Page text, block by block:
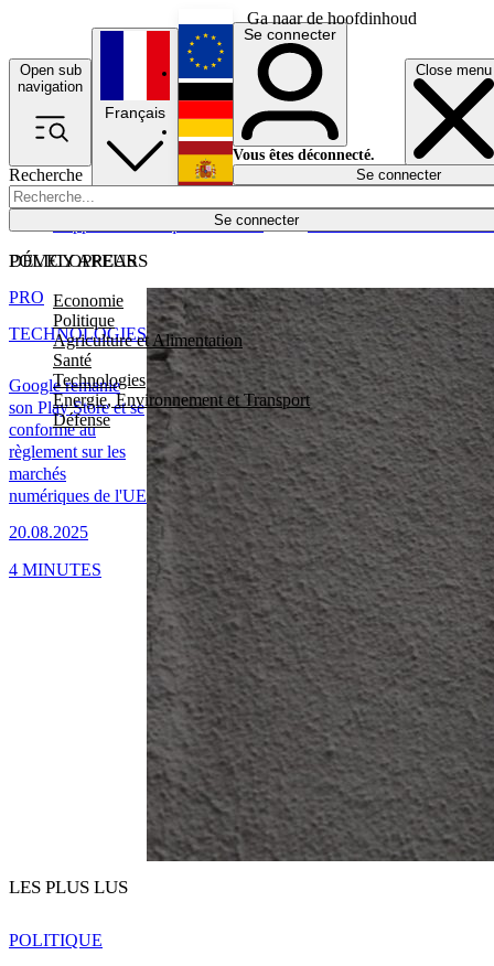
Ga naar de hoofdinhoud
Open sub
navigation
Close menu
Recherche
Se connecter
POLICY AREAS
Economie
Politique
Agriculture et Alimentation
Santé
Technologies
Energie, Environnement et Transport
Défense
Économie
Français
English
Deutsch
Español
Se connecter
Vous êtes déconnecté.
Se connecter
DÉVELOPPEURS
Google remanie
son Play Store et se
conforme au
règlement sur les
marchés
numériques de l'UE
20.08.2025
PRO
TECHNOLOGIES
4 MINUTES
LES PLUS LUS
POLITIQUE